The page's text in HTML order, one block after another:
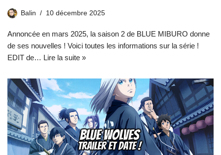
Balin 10 décembre 2025
Annoncée en mars 2025, la saison 2 de BLUE MIBURO donne
de ses nouvelles ! Voici toutes les informations sur la série !
EDIT de… Lire la suite »